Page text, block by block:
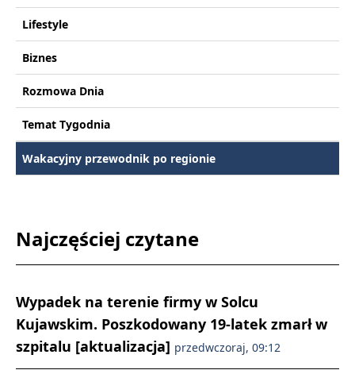
Lifestyle
Biznes
Rozmowa Dnia
Temat Tygodnia
Wakacyjny przewodnik po regionie
Najczęściej czytane
Wypadek na terenie firmy w Solcu
Kujawskim. Poszkodowany 19-latek zmarł w
szpitalu [aktualizacja] przedwczoraj, 09:12